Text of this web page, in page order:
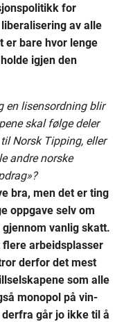
for
av alle
er bare hvor lenge
igjen den
en lisensordning blir
skal følge deler
Norsk Tipping, eller
andre norske
bra, men det er ting
oppgave selv om
vanlig skatt.
arbeidsplasser
derfor det mest
som alle
monopol på vin-
går jo ikke til å